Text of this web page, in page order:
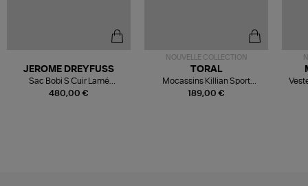
480,00 €
JEROME DREYFUSS
Sac Bobi S Cuir Lamé
Champagne
NOUVELLE COLLECTION
189,00 €
TORAL
Mocassins Killian Sport
Mousse